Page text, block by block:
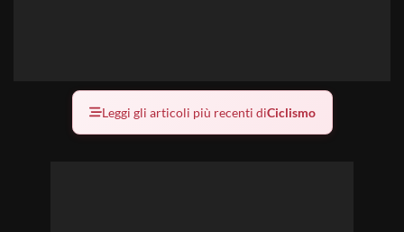
Leggi gli articoli più recenti diCiclismo